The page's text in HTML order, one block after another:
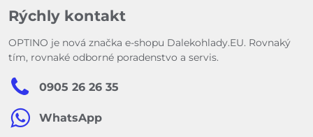
Rýchly kontakt
OPTINO je nová značka e-shopu Dalekohlady.EU. Rovnaký
tím, rovnaké odborné poradenstvo a servis.
0905 26 26 35
WhatsApp